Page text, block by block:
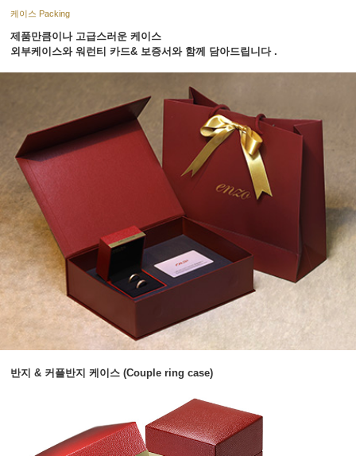
케이스 Packing
제품만큼이나 고급스러운 케이스
외부케이스와 워런티 카드& 보증서와 함께 담아드립니다 .
반지 & 커플반지 케이스 (Couple ring case)